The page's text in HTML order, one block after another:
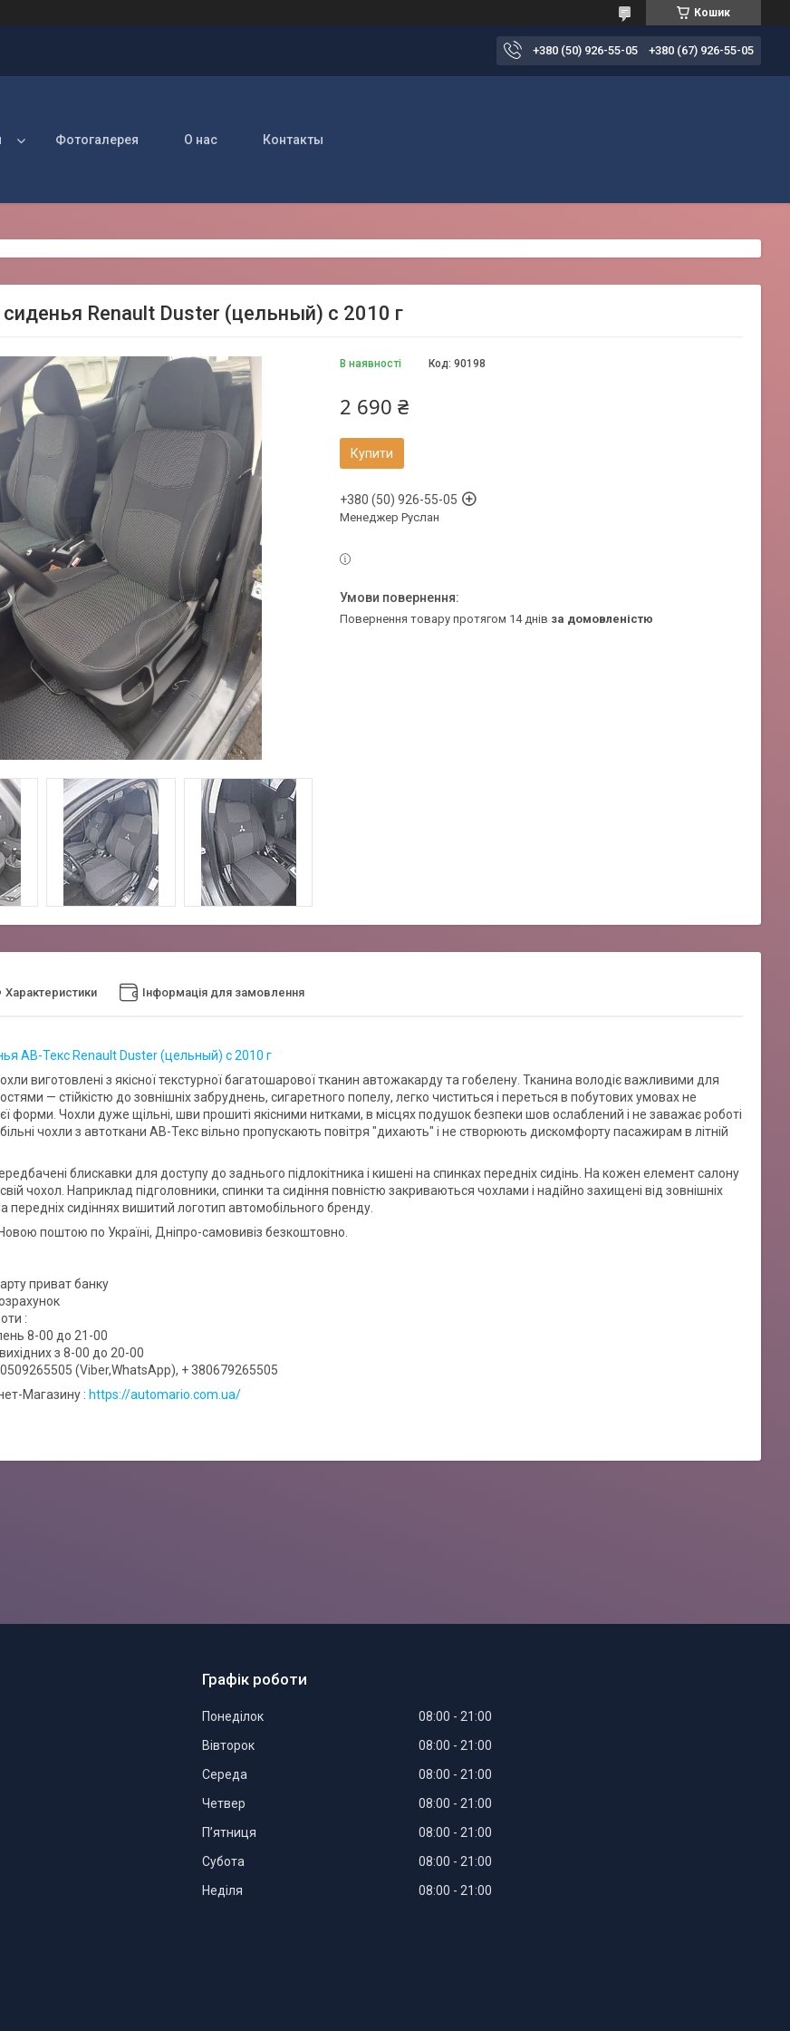
Кошик
+380 (50) 926-55-05 +380 (67) 926-55-05
Фотогалерея О нас Контакты
Renault Duster (цельный) с 2010 г
В наявності Код: 90198
2 690 ₴
Купити
+380 (50) 926-55-05
Менеджер Руслан
повернення товару протягом 14 днів за домовленістю
Характеристики Інформація для замовлення
АВ-Текс Renault Duster (цельный) с 2010 г
виготовлені з якісної текстурної багатошарової тканин автожакарду та гобелену. Тканина володіє важливими для
— стійкістю до зовнішніх забруднень, сигаретного попелу, легко чиститься і переться в побутових умовах не
форми. Чохли дуже щільні, шви прошиті якісними нитками, в місцях подушок безпеки шов ослаблений і не заважає роботі
чохли з автоткани АВ-Текс вільно пропускають повітря "дихають" і не створюють дискомфорту пасажирам в літній
блискавки для доступу до заднього підлокітника і кишені на спинках передніх сидінь. На кожен елемент салону
чохол. Наприклад підголовники, спинки та сидіння повністю закриваються чохлами і надійно захищені від зовнішніх
сидіннях вишитий логотип автомобільного бренду.
поштою по Україні, Дніпро-самовивіз безкоштовно.
приват банку
:
8-00 до 21-00
з 8-00 до 20-00
(Viber,WhatsApp), + 380679265505
Магазину : https://automario.com.ua/
Графік роботи
Понеділок 08:00
21:00
Вівторок
08:00
21:00
Середа
08:00
21:00
Четвер
08:00
21:00
Пʼятниця
08:00
21:00
Субота
08:00
21:00
Неділя
08:00 21:00